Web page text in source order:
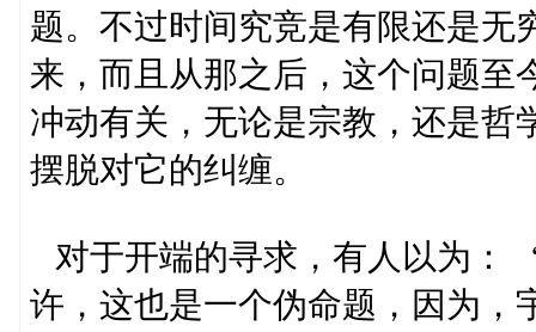
题。不过时间究竞是有限还是无
来，而且从那之后，这个问题至
冲动有关，无论是宗教，还是哲
摆脱对它的纠缠。
对于开端的寻求，有人以为：
许，这也是一个伪命题，因为，